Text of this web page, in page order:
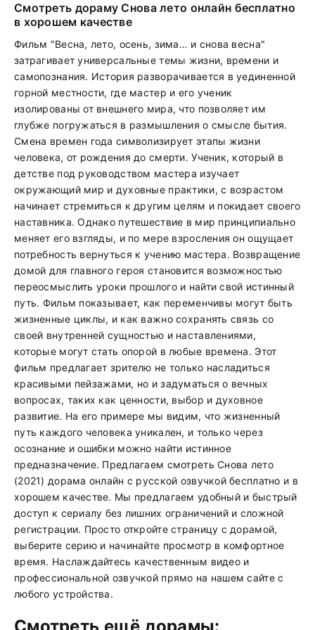
Смотреть дораму Снова лето онлайн бесплатно
в хорошем качестве
Фильм "Весна, лето, осень, зима… и снова весна"
затрагивает универсальные темы жизни, времени и
самопознания. История разворачивается в уединенной
горной местности, где мастер и его ученик
изолированы от внешнего мира, что позволяет им
глубже погружаться в размышления о смысле бытия.
Смена времен года символизирует этапы жизни
человека, от рождения до смерти. Ученик, который в
детстве под руководством мастера изучает
окружающий мир и духовные практики, с возрастом
начинает стремиться к другим целям и покидает своего
наставника. Однако путешествие в мир принципиально
меняет его взгляды, и по мере взросления он ощущает
потребность вернуться к учению мастера. Возвращение
домой для главного героя становится возможностью
переосмыслить уроки прошлого и найти свой истинный
путь. Фильм показывает, как переменчивы могут быть
жизненные циклы, и как важно сохранять связь со
своей внутренней сущностью и наставлениями,
которые могут стать опорой в любые времена. Этот
фильм предлагает зрителю не только насладиться
красивыми пейзажами, но и задуматься о вечных
вопросах, таких как ценности, выбор и духовное
развитие. На его примере мы видим, что жизненный
путь каждого человека уникален, и только через
осознание и ошибки можно найти истинное
предназначение. Предлагаем смотреть Снова лето
(2021) дорама онлайн с русской озвучкой бесплатно и в
хорошем качестве. Мы предлагаем удобный и быстрый
доступ к сериалу без лишних ограничений и сложной
регистрации. Просто откройте страницу с дорамой,
выберите серию и начинайте просмотр в комфортное
время. Наслаждайтесь качественным видео и
профессиональной озвучкой прямо на нашем сайте с
любого устройства.